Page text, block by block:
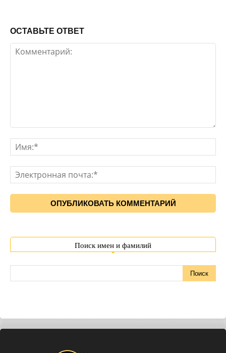
ОСТАВЬТЕ ОТВЕТ
Поиск имен и фамилий